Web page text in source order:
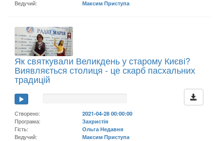
Ведучий:
Максим Приступа
Як святкували Великдень у старому Києві?
Виявляється столиця - це скарб пасхальних
традицій
Створено:
2021-04-28 00:00:00
Програма:
Захристія
Гість:
Ольга Недавня
Ведучий:
Максим Приступа